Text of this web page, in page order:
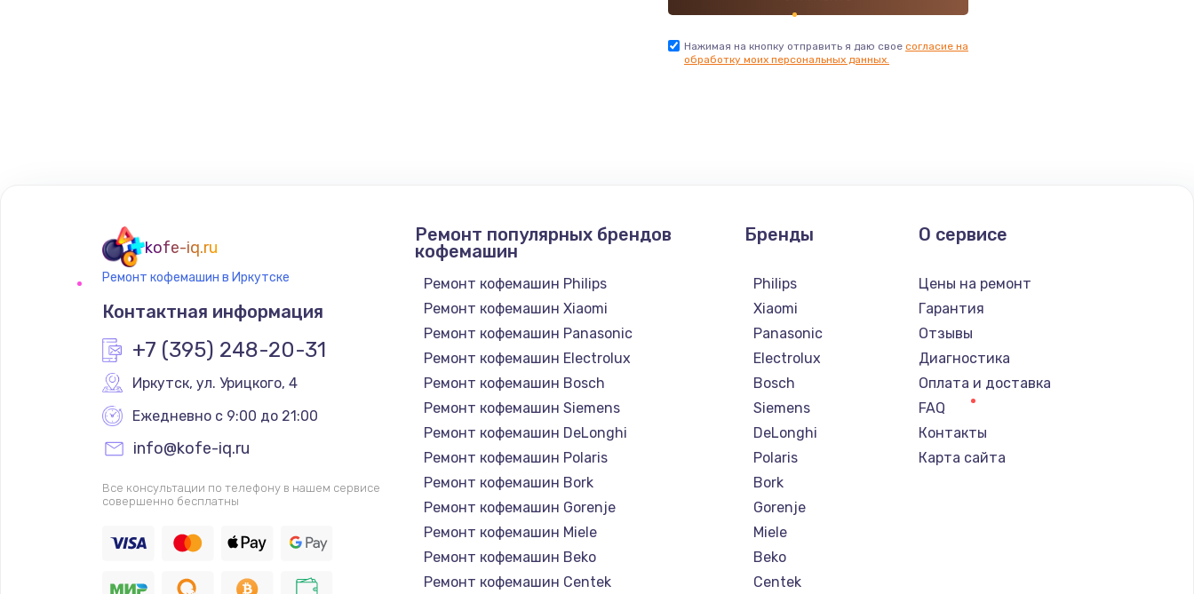
Нажимая на кнопку отправить я даю свое согласие на
обработку моих персональных данных.
kofe-iq.ru
Ремонт кофемашин в Иркутске
Контактная информация
+7 (395) 248-20-31
Иркутск, ул. Урицкого, 4
Ежедневно с 9:00 до 21:00
info@kofe-iq.ru
Все консультации по телефону в нашем сервисе
совершенно бесплатны
Ремонт популярных брендов
кофемашин
Ремонт кофемашин Philips
Ремонт кофемашин Xiaomi
Ремонт кофемашин Panasonic
Ремонт кофемашин Electrolux
Ремонт кофемашин Bosch
Ремонт кофемашин Siemens
Ремонт кофемашин DeLonghi
Ремонт кофемашин Polaris
Ремонт кофемашин Bork
Ремонт кофемашин Gorenje
Ремонт кофемашин Miele
Ремонт кофемашин Beko
Ремонт кофемашин Centek
Бренды
Philips
Xiaomi
Panasonic
Electrolux
Bosch
Siemens
DeLonghi
Polaris
Bork
Gorenje
Miele
Beko
Centek
О сервисе
Цены на ремонт
Гарантия
Отзывы
Диагностика
Оплата и доставка
FAQ
Контакты
Карта сайта